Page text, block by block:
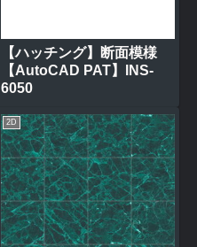
【ハッチング】断面模様
【AutoCAD PAT】INS-
6050
2D